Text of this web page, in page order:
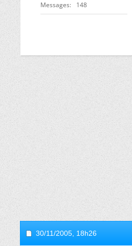
Messages 148
30/11/2005, 18h26